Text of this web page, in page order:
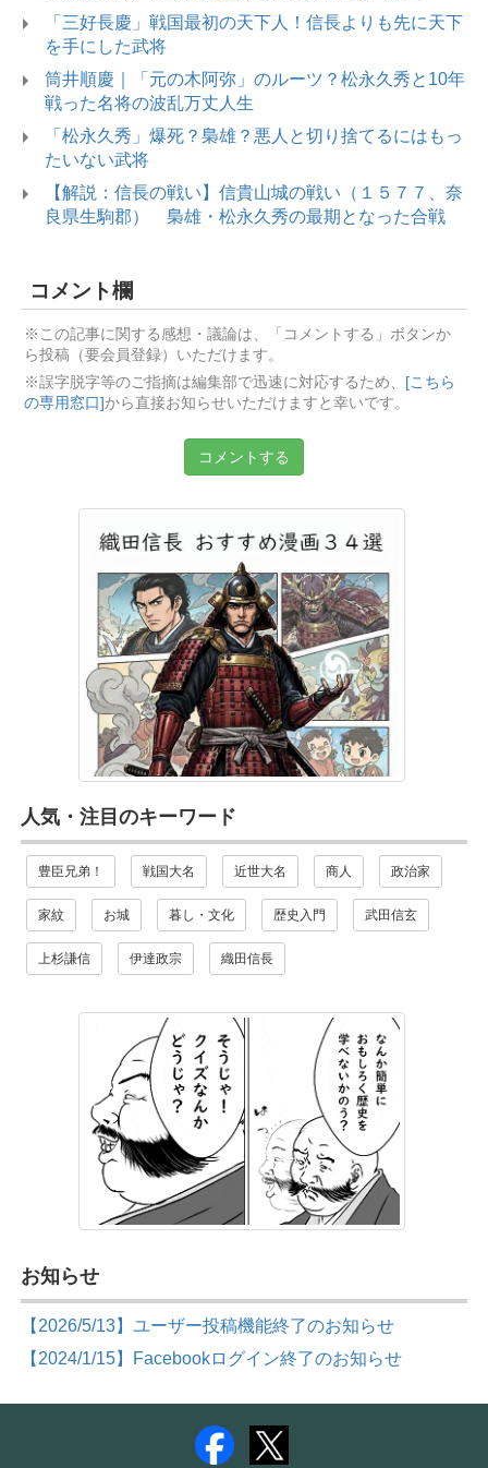
「三好長慶」戦国最初の天下人！信長よりも先に天下
を手にした武将
筒井順慶｜「元の木阿弥」のルーツ？松永久秀と10年
戦った名将の波乱万丈人生
「松永久秀」爆死？梟雄？悪人と切り捨てるにはもっ
たいない武将
【解説：信長の戦い】信貴山城の戦い（１５７７、奈
良県生駒郡） 梟雄・松永久秀の最期となった合戦
コメント欄
※この記事に関する感想・議論は、「コメントする」ボタンか
ら投稿（要会員登録）いただけます。
※誤字脱字等のご指摘は編集部で迅速に対応するため、 [こちら
の専用窓口]から直接お知らせいただけますと幸いです。
コメントする
人気・注目のキーワード
豊臣兄弟！ 戦国大名 近世大名 商人 政治家
家紋 お城 暮し・文化 歴史入門 武田信玄
上杉謙信 伊達政宗 織田信長
お知らせ
【2026/5/13】ユーザー投稿機能終了のお知らせ
【2024/1/15】Facebookログイン終了のお知らせ